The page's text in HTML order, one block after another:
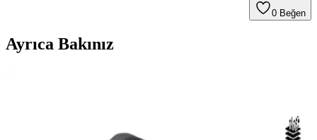
0 Beğen
Ayrıca Bakınız